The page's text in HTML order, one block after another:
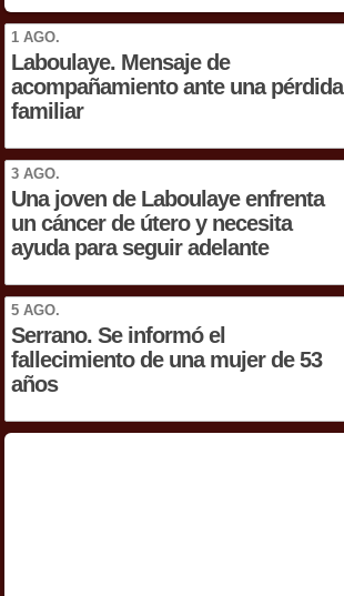
1 AGO.
Laboulaye. Mensaje de
acompañamiento ante una pérdida
familiar
3 AGO.
Una joven de Laboulaye enfrenta
un cáncer de útero y necesita
ayuda para seguir adelante
5 AGO.
Serrano. Se informó el
fallecimiento de una mujer de 53
años